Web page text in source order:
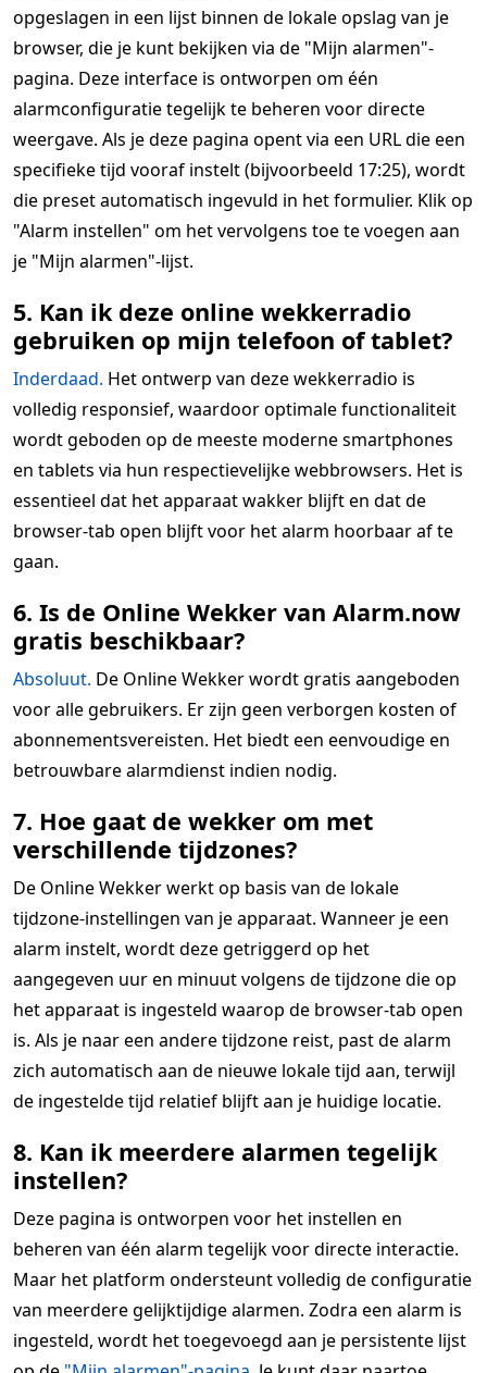
opgeslagen in een lijst binnen de lokale opslag van je
browser, die je kunt bekijken via de "Mijn alarmen"-
pagina. Deze interface is ontworpen om één
alarmconfiguratie tegelijk te beheren voor directe
weergave. Als je deze pagina opent via een URL die een
specifieke tijd vooraf instelt (bijvoorbeeld 17:25), wordt
die preset automatisch ingevuld in het formulier. Klik op
"Alarm instellen" om het vervolgens toe te voegen aan
je "Mijn alarmen"-lijst.
5. Kan ik deze online wekkerradio
gebruiken op mijn telefoon of tablet?
Inderdaad. Het ontwerp van deze wekkerradio is
volledig responsief, waardoor optimale functionaliteit
wordt geboden op de meeste moderne smartphones
en tablets via hun respectievelijke webbrowsers. Het is
essentieel dat het apparaat wakker blijft en dat de
browser-tab open blijft voor het alarm hoorbaar af te
gaan.
6. Is de Online Wekker van Alarm.now
gratis beschikbaar?
Absoluut. De Online Wekker wordt gratis aangeboden
voor alle gebruikers. Er zijn geen verborgen kosten of
abonnementsvereisten. Het biedt een eenvoudige en
betrouwbare alarmdienst indien nodig.
7. Hoe gaat de wekker om met
verschillende tijdzones?
De Online Wekker werkt op basis van de lokale
tijdzone-instellingen van je apparaat. Wanneer je een
alarm instelt, wordt deze getriggerd op het
aangegeven uur en minuut volgens de tijdzone die op
het apparaat is ingesteld waarop de browser-tab open
is. Als je naar een andere tijdzone reist, past de alarm
zich automatisch aan de nieuwe lokale tijd aan, terwijl
de ingestelde tijd relatief blijft aan je huidige locatie.
8. Kan ik meerdere alarmen tegelijk
instellen?
Deze pagina is ontworpen voor het instellen en
beheren van één alarm tegelijk voor directe interactie.
Maar het platform ondersteunt volledig de configuratie
van meerdere gelijktijdige alarmen. Zodra een alarm is
ingesteld, wordt het toegevoegd aan je persistente lijst